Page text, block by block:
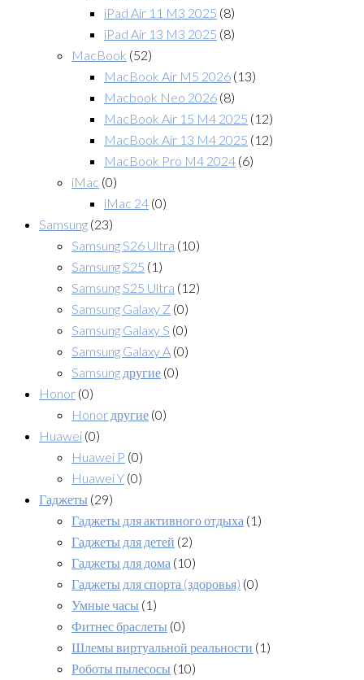
iPad Air 11 M3 2025 (8)
iPad Air 13 M3 2025 (8)
MacBook (52)
MacBook Air M5 2026 (13)
Macbook Neo 2026 (8)
MacBook Air 15 M4 2025 (12)
MacBook Air 13 M4 2025 (12)
MacBook Pro M4 2024 (6)
iMac (0)
iMac 24 (0)
Samsung (23)
Samsung S26 Ultra (10)
Samsung S25 (1)
Samsung S25 Ultra (12)
Samsung Galaxy Z (0)
Samsung Galaxy S (0)
Samsung Galaxy A (0)
Samsung другие (0)
Honor (0)
Honor другие (0)
Huawei (0)
Huawei P (0)
Huawei Y (0)
Гаджеты (29)
Гаджеты для активного отдыха (1)
Гаджеты для детей (2)
Гаджеты для дома (10)
Гаджеты для спорта (здоровья) (0)
Умные часы (1)
Фитнес браслеты (0)
Шлемы виртуальной реальности (1)
Роботы пылесосы (10)